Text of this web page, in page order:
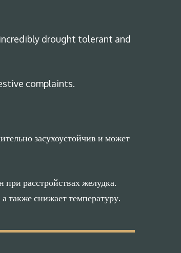
drought tolerant and
complaints.
засухоустойчив и может
расстройствах желудка.
также снижает температуру.